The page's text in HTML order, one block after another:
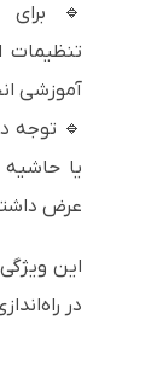
🔹 برای
تنظیمات
آموزشی
🔹 توجه
عرض
این
در